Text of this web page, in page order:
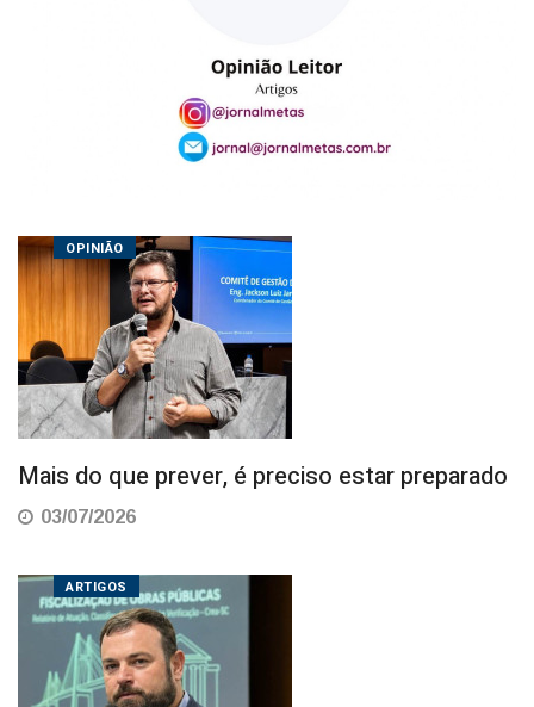
OPINIÃO
Mais do que prever, é preciso estar preparado
03/07/2026
ARTIGOS